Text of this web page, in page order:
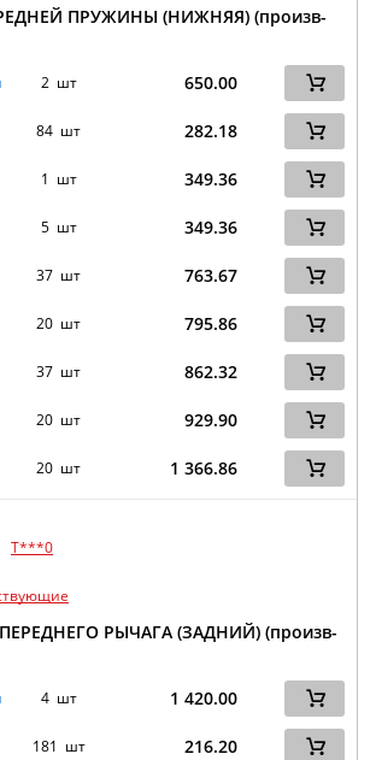
ПРУЖИНЫ (НИЖНЯЯ) (произв-
2 шт 650.00
84 шт 282.18
1 шт 349.36
5 шт 349.36
37 шт 763.67
20 шт 795.86
37 шт 862.32
20 шт 929.90
20 шт 1 366.86
T***0
РЫЧАГА (ЗАДНИЙ) (произв-
4 шт 1 420.00
181 шт 216.20